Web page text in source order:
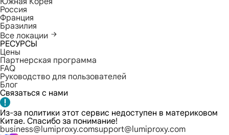
Россия
Франция
Бразилия
Все локации
РЕСУРСЫ
Цены
Партнерская программа
FAQ
Руководство для пользователей
Блог
Связаться с нами
Из-за политики этот сервис недоступен в материковом
Китае. Спасибо за понимание!
business@lumiproxy.comsupport@lumiproxy.com